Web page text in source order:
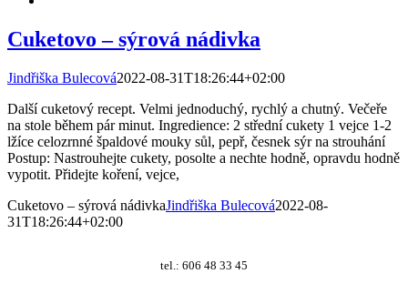
Cuketovo – sýrová nádivka
Jindřiška Bulecová2022-08-31T18:26:44+02:00
Další cuketový recept. Velmi jednoduchý, rychlý a chutný. Večeře
na stole během pár minut. Ingredience: 2 střední cukety 1 vejce 1-2
lžíce celozrnné špaldové mouky sůl, pepř, česnek sýr na strouhání
Postup: Nastrouhejte cukety, posolte a nechte hodně, opravdu hodně
vypotit. Přidejte koření, vejce,
Cuketovo – sýrová nádivkaJindřiška Bulecová2022-08-
31T18:26:44+02:00
tel.: 606 48 33 45